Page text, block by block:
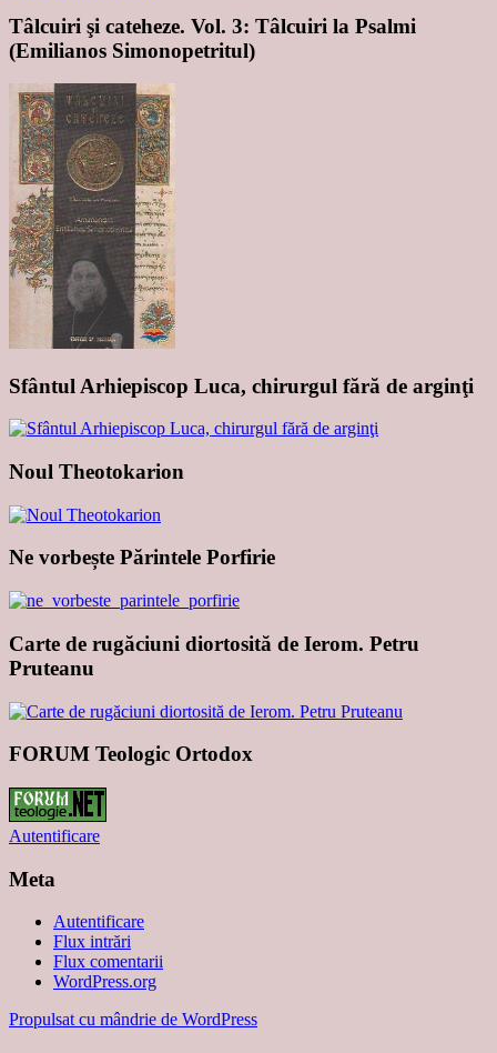
Tâlcuiri şi cateheze. Vol. 3: Tâlcuiri la Psalmi
(Emilianos Simonopetritul)
Sfântul Arhiepiscop Luca, chirurgul fără de arginţi
Noul Theotokarion
Ne vorbește Părintele Porfirie
Carte de rugăciuni diortosită de Ierom. Petru
Pruteanu
FORUM Teologic Ortodox
Autentificare
Meta
Autentificare
Flux intrări
Flux comentarii
WordPress.org
Propulsat cu mândrie de WordPress